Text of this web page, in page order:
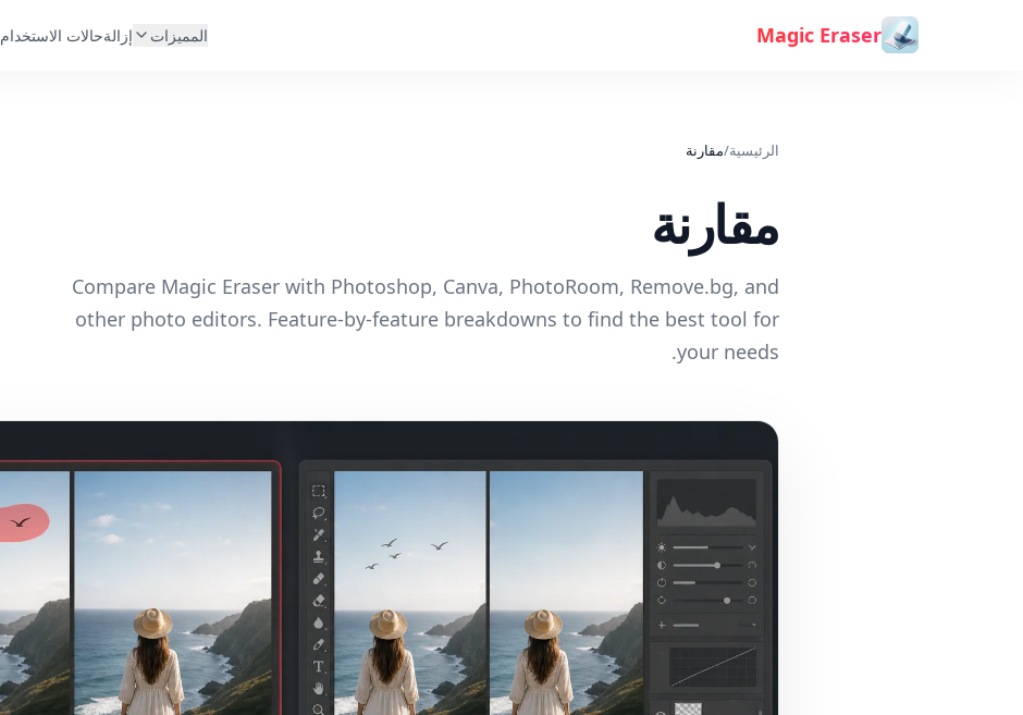
تخطي إلى المحتوى
Magic Eraser المميزات إزالةحالات الاستخدام
الرئيسية/مقارنة
مقارنة
Compare Magic Eraser with Photoshop, Canva, PhotoRoom, Remove.bg, and
other photo editors. Feature-by-feature breakdowns to find the best tool for
your needs.